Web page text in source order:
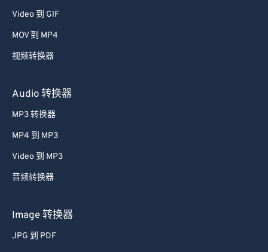
Video 到 GIF
MOV 到 MP4
视频转换器
Audio 转换器
MP3 转换器
MP4 到 MP3
Video 到 MP3
音频转换器
Image 转换器
JPG 到 PDF